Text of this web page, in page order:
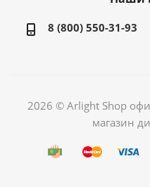
8 (800) 550-31-93
2026 © Arlight Shop
магазин